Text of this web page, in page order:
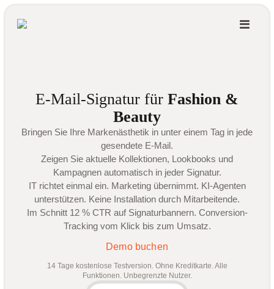
E-Mail-Signatur für Fashion &
Beauty
Bringen Sie Ihre Markenästhetik in unter einem Tag in jede
gesendete E-Mail.
Zeigen Sie aktuelle Kollektionen, Lookbooks und
Kampagnen automatisch in jeder Signatur.
IT richtet einmal ein. Marketing übernimmt. KI-Agenten
unterstützen. Keine Installation durch Mitarbeitende.
Im Schnitt 12 % CTR auf Signaturbannern. Conversion-
Tracking vom Klick bis zum Umsatz.
Demo buchen
14 Tage kostenlose Testversion. Ohne Kreditkarte. Alle
Funktionen. Unbegrenzte Nutzer.